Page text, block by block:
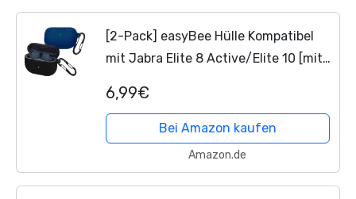
[2-Pack] easyBee Hülle Kompatibel
mit Jabra Elite 8 Active/Elite 10 [mit
Stoßfest Schutzhülle Bluetooth
Kopfhörer Tasche...
6,99€
Bei Amazon kaufen
Amazon.de